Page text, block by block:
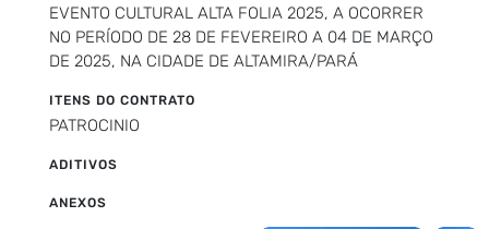
EVENTO CULTURAL ALTA FOLIA 2025, A OCORRER
NO PERÍODO DE 28 DE FEVEREIRO A 04 DE MARÇO
DE 2025, NA CIDADE DE ALTAMIRA/PARÁ
ITENS DO CONTRATO
PATROCINIO
ADITIVOS
ANEXOS